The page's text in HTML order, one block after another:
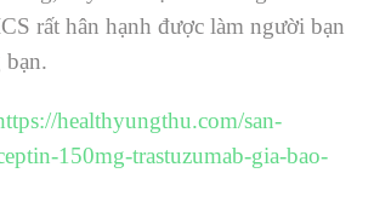
rất hân hạnh được làm người bạn
bạn.
healthyungthu.com/san-
150mg-trastuzumab-gia-bao-